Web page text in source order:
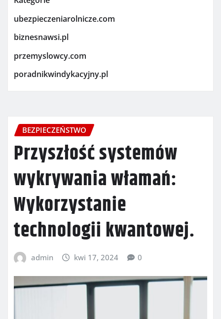
ubezpieczeniarolnicze.com
biznesnawsi.pl
przemyslowcy.com
poradnikwindykacyjny.pl
BEZPIECZEŃSTWO
Przyszłość systemów
wykrywania włamań:
Wykorzystanie
technologii kwantowej.
admin kwi 17, 2024 0